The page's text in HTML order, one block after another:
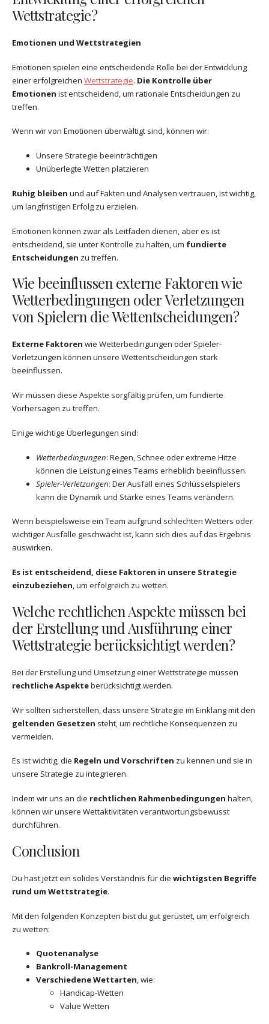
Wettstrategie?
Emotionen und Wettstrategien
Emotionen spielen eine entscheidende Rolle bei der Entwicklung
einer erfolgreichen Wettstrategie. Die Kontrolle über
Emotionen ist entscheidend, um rationale Entscheidungen zu
treffen.
Wenn wir von Emotionen überwältigt sind, können wir:
Unsere Strategie beeinträchtigen
Unüberlegte Wetten platzieren
Ruhig bleiben und auf Fakten und Analysen vertrauen, ist wichtig,
um langfristigen Erfolg zu erzielen.
Emotionen können zwar als Leitfaden dienen, aber es ist
entscheidend, sie unter Kontrolle zu halten, um fundierte
Entscheidungen zu treffen.
Wie beeinflussen externe Faktoren wie
Wetterbedingungen oder Verletzungen
von Spielern die Wettentscheidungen?
Externe Faktoren wie Wetterbedingungen oder Spieler-
Verletzungen können unsere Wettentscheidungen stark
beeinflussen.
Wir müssen diese Aspekte sorgfältig prüfen, um fundierte
Vorhersagen zu treffen.
Einige wichtige Überlegungen sind:
Wetterbedingungen: Regen, Schnee oder extreme Hitze
können die Leistung eines Teams erheblich beeinflussen.
Spieler-Verletzungen: Der Ausfall eines Schlüsselspielers
kann die Dynamik und Stärke eines Teams verändern.
Wenn beispielsweise ein Team aufgrund schlechten Wetters oder
wichtiger Ausfälle geschwächt ist, kann sich dies auf das Ergebnis
auswirken.
Es ist entscheidend, diese Faktoren in unsere Strategie
einzubeziehen, um erfolgreich zu wetten.
Welche rechtlichen Aspekte müssen bei
der Erstellung und Ausführung einer
Wettstrategie berücksichtigt werden?
Bei der Erstellung und Umsetzung einer Wettstrategie müssen
rechtliche Aspekteberücksichtigt werden.
Wir sollten sicherstellen, dass unsere Strategie im Einklang mit den
geltenden Gesetzen steht, um rechtliche Konsequenzen zu
vermeiden.
Es ist wichtig, die Regeln und Vorschriften zu kennen und sie in
unsere Strategie zu integrieren.
Indem wir uns an die rechtlichen Rahmenbedingungen halten,
können wir unsere Wettaktivitäten verantwortungsbewusst
durchführen.
Conclusion
Du hast jetzt ein solides Verständnis für die wichtigsten Begriffe
rund um Wettstrategie.
Mit den folgenden Konzepten bist du gut gerüstet, um erfolgreich
zu wetten:
Quotenanalyse
Bankroll-Management
Verschiedene Wettarten, wie:
Handicap-Wetten
Value Wetten